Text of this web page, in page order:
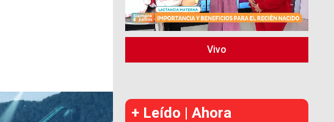
Vivo
+ Leído | Ahora